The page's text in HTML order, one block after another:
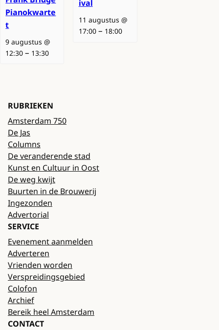
Pianokwarte
t
9 augustus @
12:30 – 13:30
ival
11 augustus @
17:00– 18:00
RUBRIEKEN
Amsterdam 750
De Jas
Columns
De veranderende stad
Kunst en Cultuur in Oost
De weg kwijt
Buurten in de Brouwerij
Ingezonden
Advertorial
SERVICE
Evenement aanmelden
Adverteren
Vrienden worden
Verspreidingsgebied
Colofon
Archief
Bereik heel Amsterdam
CONTACT